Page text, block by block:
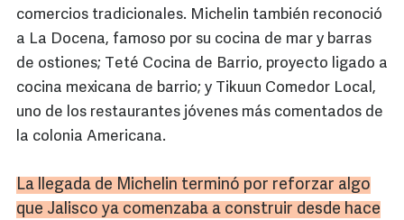
comercios tradicionales. Michelin también reconoció
a La Docena, famoso por su cocina de mar y barras
de ostiones; Teté Cocina de Barrio, proyecto ligado a
cocina mexicana de barrio; y Tikuun Comedor Local,
uno de los restaurantes jóvenes más comentados de
la colonia Americana.
La llegada de Michelin terminó por reforzar algo
que Jalisco ya comenzaba a construir desde hace